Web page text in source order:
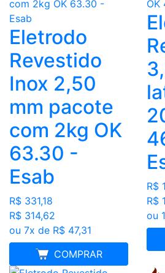
Eletrodo
Revestido
Inox 2,50
mm pacote
com 2kg OK
63.30 -
Esab
R$ 331,18
R$ 314,62
ou 7x de R$ 47,31
COMPRAR
MELHOR PREÇO
R$
R$
ou